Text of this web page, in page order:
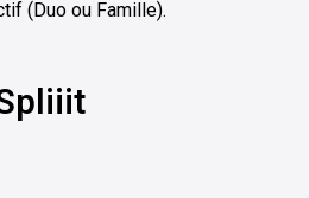
(Duo ou Famille).